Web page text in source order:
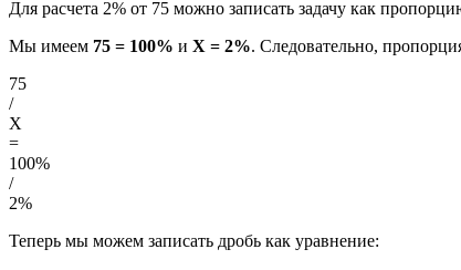
Для расчета 2% от 75 можно записать задачу как
Мы имеем 75 = 100% и X = 2%. Следовательно,
75
/
X
=
100%
/
2%
Теперь мы можем записать дробь как уравнение: